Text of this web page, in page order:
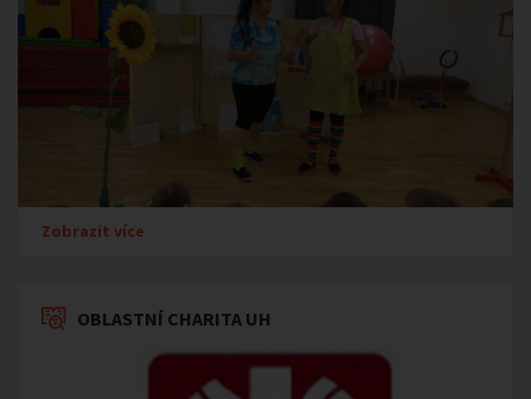
Zobrazit více
OBLASTNÍ CHARITA UH